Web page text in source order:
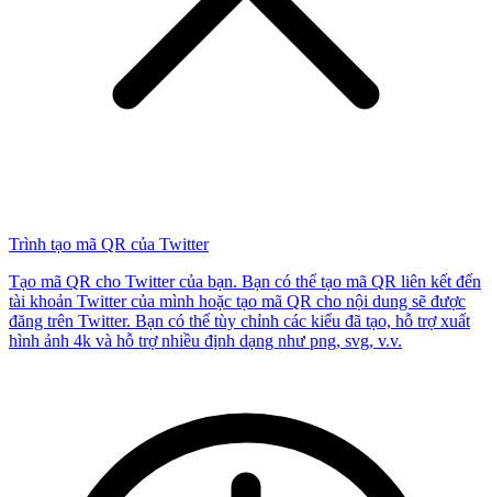
Trình tạo mã QR của Twitter
Tạo mã QR cho Twitter của bạn. Bạn có thể tạo mã QR liên kết đến
tài khoản Twitter của mình hoặc tạo mã QR cho nội dung sẽ được
đăng trên Twitter. Bạn có thể tùy chỉnh các kiểu đã tạo, hỗ trợ xuất
hình ảnh 4k và hỗ trợ nhiều định dạng như png, svg, v.v.